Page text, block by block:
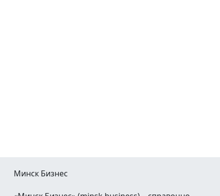
Минск Бизнес